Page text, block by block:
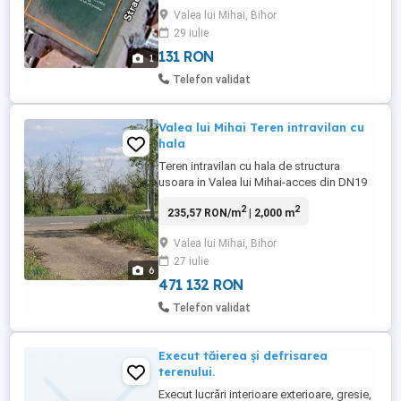
1
Valea lui Mihai, Bihor
29 iulie
131 RON
Telefon validat
6
Valea lui Mihai Teren intravilan cu
hala
Teren intravilan cu hala de structura
usoara in Valea lui Mihai-acces din DN19
partea stanga intre Centru de achizitii
2.000 mp, hala 200 mp, front stradal de 20
ml, utilitati curent trifazic, apa.
235,57 RON/m2| 2,000 m2
Valea lui Mihai, Bihor
27 iulie
471 132 RON
Telefon validat
Execut tăierea și defrisarea
terenului.
Execut lucrări interioare exterioare, gresie,